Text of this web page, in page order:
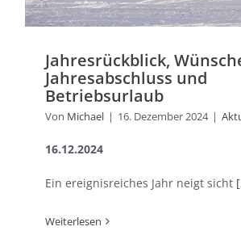
Jahresrückblick,
Jahresabschluss und
Betriebsurlaub
Von Michael | 16. Dezember 2024 |
16.12.2024
Ein ereignisreiches Jahr neigt sicht
Weiterlesen